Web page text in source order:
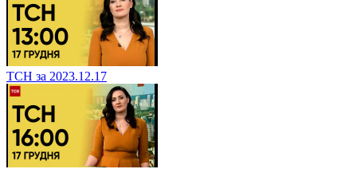
ТСН за 2023.12.17